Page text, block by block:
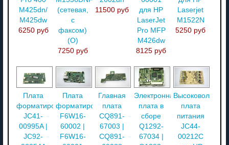
M425dn/
M425dw
6250 руб
(сетевая,
с
факсом)
(О)
7250 руб
11500 руб
для HP
LaserJet
Pro MFP
M426dw
8125 руб
Laserjet
M1522N
5250 руб
Плата
форматирования
JC41-
00995A |
JC92-
Плата
форматирования
F6W16-
60002 |
F6W16-
Главная
плата
CQ891-
67003 |
CQ891-
Электронная
плата в
сборе
Q1292-
67034 |
Высоковольтная
плата
питания
JC44-
00212C